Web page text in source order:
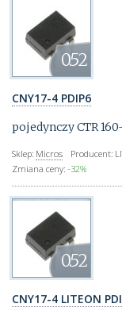
0.52
CNY17-4 PDIP6
pojedynczy CTR
Sklep: Micros Producent:
Zmiana ceny: -32%
0.52
CNY17-4 LITEON